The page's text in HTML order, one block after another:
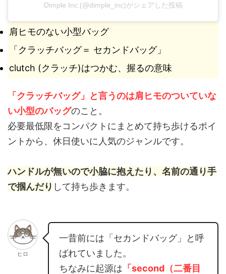
Dimple Inc.(@dimple_inc)がシェアした投稿
肩ヒモのない小型バッグ
「クラッチバッグ＝ セカンドバッグ」
clutch (クラッチ)はつかむ、握るの意味
「クラッチバッグ」と言うのは肩ヒモのついていな
い小型のバッグのこと。
必要最低限をコンパクトにまとめて持ち歩けるポイ
ントから、休日使いに人気のジャンルです。
ハンドルが無いので小脇に抱えたり、名前の通り手
で掴んだり して持ち歩きます。
ヒロ
一昔前には「セカンドバッグ」と呼
ばれていました。
ちなみに起源は 「second（二番目